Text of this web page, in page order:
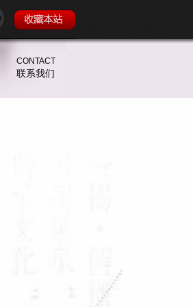
CONTACT
联系我们